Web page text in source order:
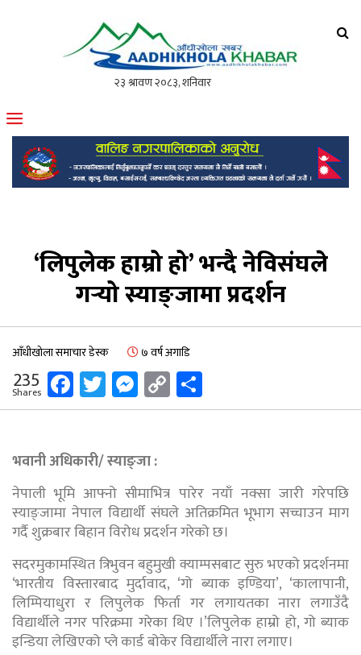
मोफसलकै लोकप्रिय अनलाइन पत्रिका
‘लिपुलेक हाम्रो हो’ भन्दै नेविसंघले
गर्‍यो स्याङ्‍जामा प्रदर्शन
आँधीखोला समाचार डेस्क ७ वर्ष अगाडि
235
Shares Facebook
Twitter
Messenger
Copy
Link
भवानी अधिकारी/ स्याङ्जा :
नेपाली भूमि आफ्नो सीमाभित्र पारेर नयाँ नक्सा जारी गरेपछि
स्याङ्जामा नेपाल विद्यार्थी संघले अतिक्रमित भूभाग सच्चाउन माग
गर्दै शुक्रबार बिहान विरोध प्रदर्शन गरेको छ।
सदरमुकामस्थित त्रिभुवन बहुमुखी क्याम्पसबाट सुरु भएको प्रदर्शनमा
‘भारतीय विस्तारबाद मुर्दावाद, ‘गो ब्याक इण्डिया’, ‘कालापानी,
लिम्पियाधुरा र लिपुलेक फिर्ता गर लगायतका नारा लगाउँदै
विद्यार्थीले नगर परिक्रमा गरेका थिए ।’लिपुलेक हाम्रो हो, गो ब्याक
इन्डिया लेखिएको प्ले कार्ड बोकेर विद्यार्थीले नारा लगाए।